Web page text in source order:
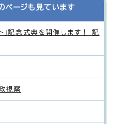
ページも見ています
」記念式典を開催します！ 記
視察